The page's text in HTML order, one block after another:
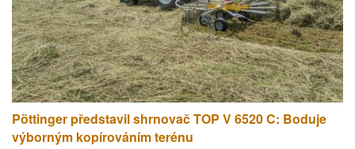
Pöttinger představil shrnovač TOP V 6520 C: Boduje
výborným kopírováním terénu